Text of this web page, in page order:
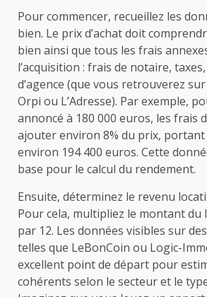
Pour commencer, recueillez les
bien. Le prix d’achat doit
bien ainsi que tous les frais
l’acquisition : frais de notaire,
d’agence (que vous retrouverez
Orpi ou L’Adresse). Par exemple,
annoncé à 180 000 euros, les frais
ajouter environ 8% du prix,
environ 194 400 euros. Cette
base pour le calcul du rendement.
Ensuite, déterminez le revenu
Pour cela, multipliez le montant du
par 12. Les données visibles sur
telles que LeBonCoin ou Logic-
excellent point de départ pour
cohérents selon le secteur et le